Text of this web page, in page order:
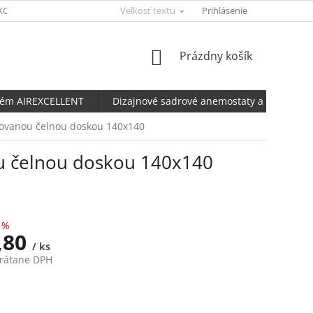
AERFLUX UBBINK KALKULAČKA NETESNOSTI
Veľkosť textu Prihlásenie
NÁKUPNÝ
Prázdny košík
AIREXCELLENT
Dizajnové sadrové anemostaty a ventily
čelnou doskou 140x140
doskou 140x140
/ ks
DPH